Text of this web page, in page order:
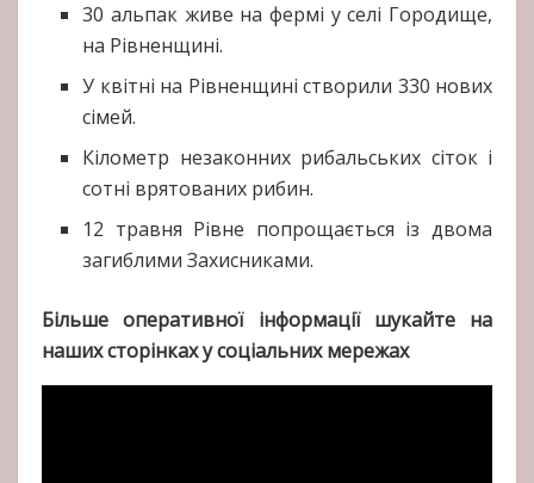
30 альпак живе на фермі у селі Городище,
на Рівненщині.
У квітні на Рівненщині створили 330 нових
сімей.
Кілометр незаконних рибальських сіток і
сотні врятованих рибин.
12 травня Рівне попрощається із двома
загиблими Захисниками.
Більше оперативної інформації шукайте на
наших сторінках у соціальних мережах